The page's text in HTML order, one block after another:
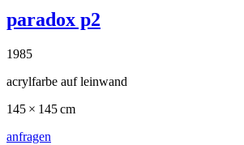
paradox p2
1985
acrylfarbe auf leinwand
145 × 145 cm
anfragen